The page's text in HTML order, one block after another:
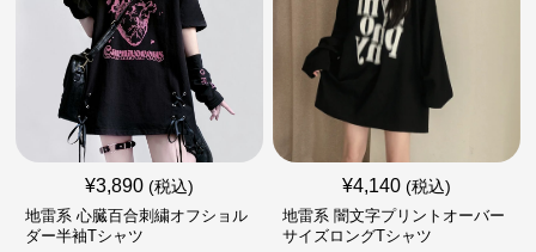
¥3,890 (税込)
地雷系 心臓百合刺繍オフショル
ダー半袖Tシャツ
¥4,140 (税込)
地雷系 闇文字プリントオーバー
サイズロングTシャツ